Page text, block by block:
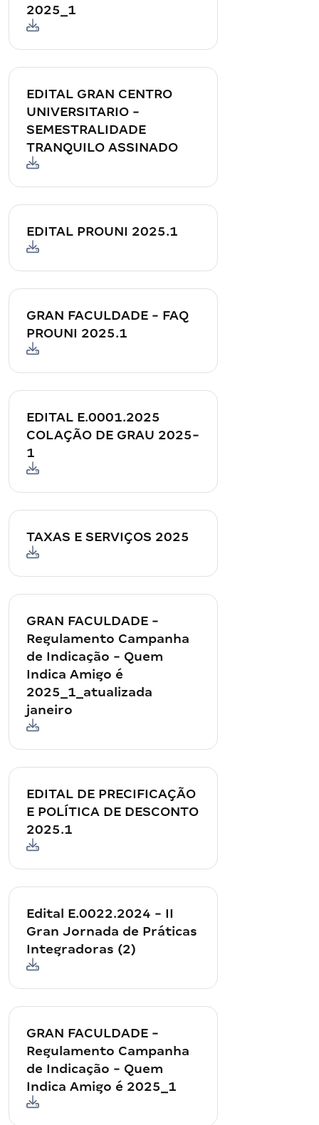
2025_1
EDITAL GRAN CENTRO
UNIVERSITARIO -
SEMESTRALIDADE
TRANQUILO ASSINADO
EDITAL PROUNI 2025.1
GRAN FACULDADE - FAQ
PROUNI 2025.1
EDITAL E.0001.2025
COLAÇÃO DE GRAU 2025-
1
TAXAS E SERVIÇOS 2025
GRAN FACULDADE -
Regulamento Campanha
de Indicação - Quem
Indica Amigo é
2025_1_atualizada
janeiro
EDITAL DE PRECIFICAÇÃO
E POLÍTICA DE DESCONTO
2025.1
Edital E.0022.2024 - II
Gran Jornada de Práticas
Integradoras (2)
GRAN FACULDADE -
Regulamento Campanha
de Indicação - Quem
Indica Amigo é 2025_1